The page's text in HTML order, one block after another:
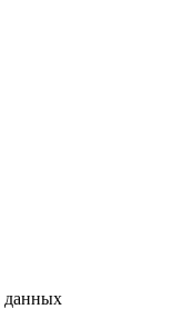
данных